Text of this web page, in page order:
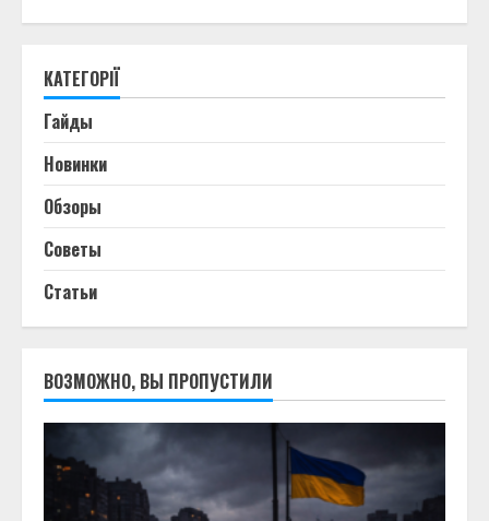
КАТЕГОРІЇ
Гайды
Новинки
Обзоры
Советы
Статьи
ВОЗМОЖНО, ВЫ ПРОПУСТИЛИ